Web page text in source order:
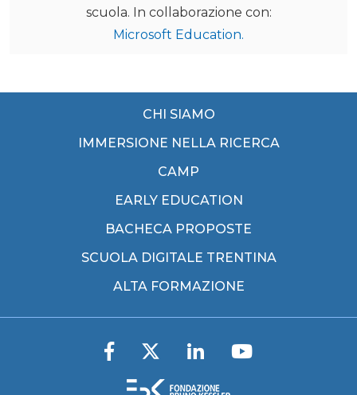
scuola. In collaborazione con:
Microsoft Education.
CHI SIAMO
IMMERSIONE NELLA RICERCA
CAMP
EARLY EDUCATION
BACHECA PROPOSTE
SCUOLA DIGITALE TRENTINA
ALTA FORMAZIONE